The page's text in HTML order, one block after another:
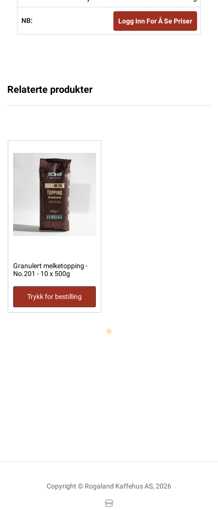
Logg Inn For Å Se Priser
Relaterte produkter
Granulert melketopping -
No.201 - 10 x 500g
Trykk for bestilling
Copyright © Rogaland Kaffehus AS, 2026